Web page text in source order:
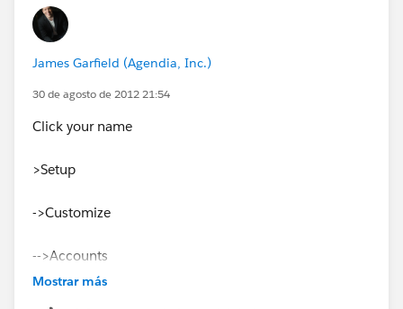
James Garfield (Agendia, Inc.)
30 de agosto de 2012 21:54
Click your name
>Setup
->Customize
-->Accounts
Mostrar más